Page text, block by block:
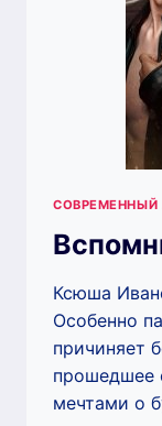
Ксюша
Особенно
причиняет
прошедшее
мечтами о